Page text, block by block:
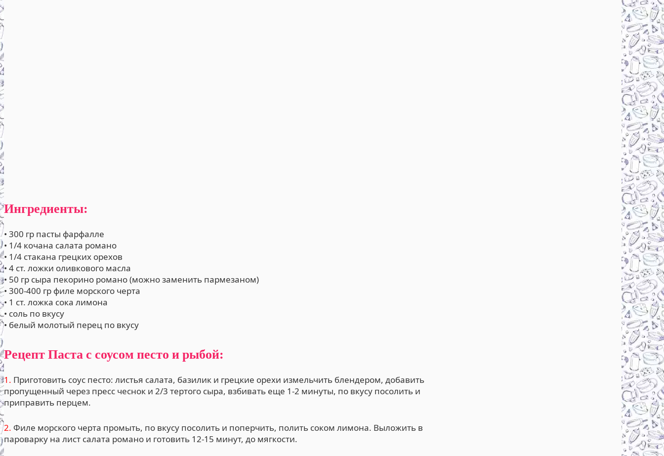
Ингредиенты:
• 300 гр пасты фарфалле
• 1/4 кочана салата романо
• 1/4 стакана грецких орехов
• 4 ст. ложки оливкового масла
• 50 гр сыра пекорино романо (можно заменить пармезаном)
• 300-400 гр филе морского черта
• 1 ст. ложка сока лимона
• соль по вкусу
• белый молотый перец по вкусу
Рецепт Паста с соусом песто и рыбой:
1. Приготовить соус песто: листья салата, базилик и грецкие орехи измельчить блендером, добавить
пропущенный через пресс чеснок и 2/3 тертого сыра, взбивать еще 1-2 минуты, по вкусу посолить и
приправить перцем.
2. Филе морского черта промыть, по вкусу посолить и поперчить, полить соком лимона. Выложить в
пароварку на лист салата романо и готовить 12-15 минут, до мягкости.